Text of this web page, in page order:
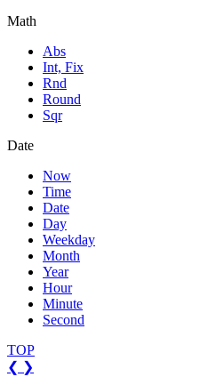
Math
Abs
Int, Fix
Rnd
Round
Sqr
Date
Now
Time
Date
Day
Weekday
Month
Year
Hour
Minute
Second
TOP
❮ ❯